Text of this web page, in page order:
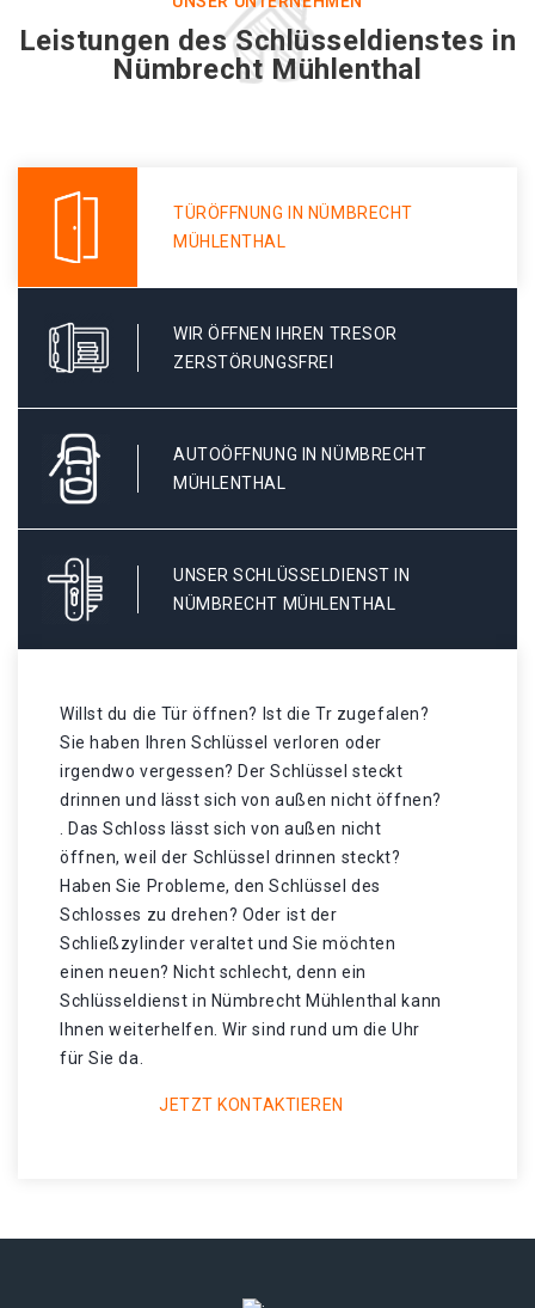
Leistungen des Schlüsseldienstes in
Nümbrecht Mühlenthal
TÜRÖFFNUNG IN NÜMBRECHT
MÜHLENTHAL
WIR ÖFFNEN IHREN TRESOR
ZERSTÖRUNGSFREI
AUTOÖFFNUNG IN NÜMBRECHT
MÜHLENTHAL
UNSER SCHLÜSSELDIENST IN
NÜMBRECHT MÜHLENTHAL
Willst du die Tür öffnen? Ist die Tr zugefalen?
Sie haben Ihren Schlüssel verloren oder
irgendwo vergessen? Der Schlüssel steckt
drinnen und lässt sich von außen nicht öffnen?
. Das Schloss lässt sich von außen nicht
öffnen, weil der Schlüssel drinnen steckt?
Haben Sie Probleme, den Schlüssel des
Schlosses zu drehen? Oder ist der
Schließzylinder veraltet und Sie möchten
einen neuen? Nicht schlecht, denn ein
Schlüsseldienst in Nümbrecht Mühlenthal kann
Ihnen weiterhelfen. Wir sind rund um die Uhr
für Sie da.
JETZT KONTAKTIEREN